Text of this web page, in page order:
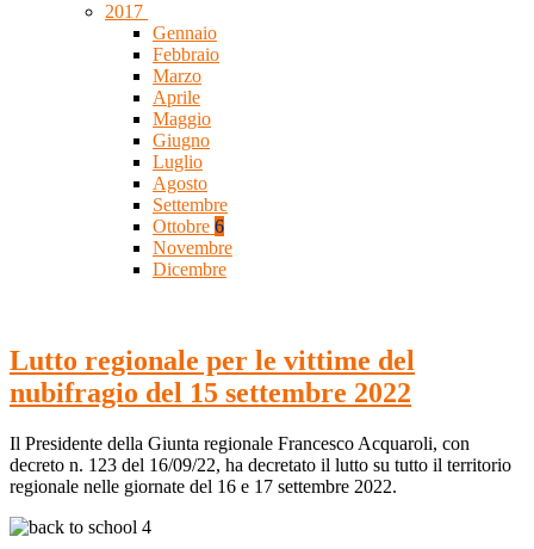
2017
Gennaio
Febbraio
Marzo
Aprile
Maggio
Giugno
Luglio
Agosto
Settembre
Ottobre 6
Novembre
Dicembre
Lutto regionale per le vittime del
nubifragio del 15 settembre 2022
Il Presidente della Giunta regionale Francesco Acquaroli, con
decreto n. 123 del 16/09/22, ha decretato il lutto su tutto il territorio
regionale nelle giornate del 16 e 17 settembre 2022.